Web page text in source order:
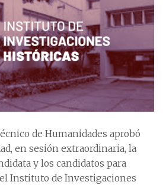
de Humanidades aprobó
en sesión extraordinaria, la
y los candidatos para
Instituto de Investigaciones